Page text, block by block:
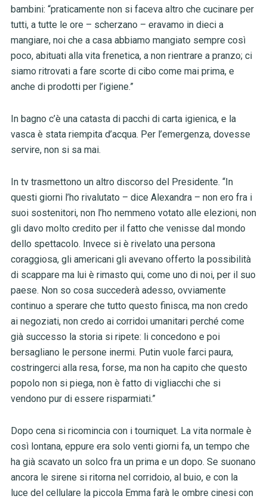
bambini: “praticamente non si faceva altro che cucinare per
tutti, a tutte le ore – scherzano – eravamo in dieci a
mangiare, noi che a casa abbiamo mangiato sempre così
poco, abituati alla vita frenetica, a non rientrare a pranzo; ci
siamo ritrovati a fare scorte di cibo come mai prima, e
anche di prodotti per l’igiene.”
In bagno c’è una catasta di pacchi di carta igienica, e la
vasca è stata riempita d’acqua. Per l’emergenza, dovesse
servire, non si sa mai.
In tv trasmettono un altro discorso del Presidente. “In
questi giorni l’ho rivalutato – dice Alexandra – non ero fra i
suoi sostenitori, non l’ho nemmeno votato alle elezioni, non
gli davo molto credito per il fatto che venisse dal mondo
dello spettacolo. Invece si è rivelato una persona
coraggiosa, gli americani gli avevano offerto la possibilità
di scappare ma lui è rimasto qui, come uno di noi, per il suo
paese. Non so cosa succederà adesso, ovviamente
continuo a sperare che tutto questo finisca, ma non credo
ai negoziati, non credo ai corridoi umanitari perché come
già successo la storia si ripete: li concedono e poi
bersagliano le persone inermi. Putin vuole farci paura,
costringerci alla resa, forse, ma non ha capito che questo
popolo non si piega, non è fatto di vigliacchi che si
vendono pur di essere risparmiati.”
Dopo cena si ricomincia con i tourniquet. La vita normale è
così lontana, eppure era solo venti giorni fa, un tempo che
ha già scavato un solco fra un prima e un dopo. Se suonano
ancora le sirene si ritorna nel corridoio, al buio, e con la
luce del cellulare la piccola Emma farà le ombre cinesi con